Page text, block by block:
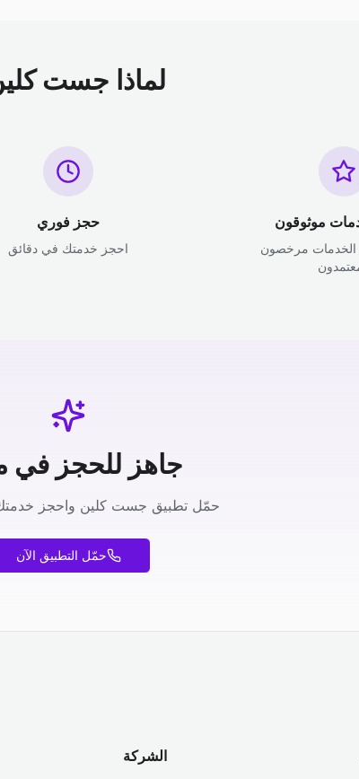
لماذا جست
موثوقون
مرخصون
حجز فوري
احجز خدمتك في دقائق
جاهز للحجز في
حمّل تطبيق جست كلين واحجز خدمتك
حمّل التطبيق الآن
الشركة